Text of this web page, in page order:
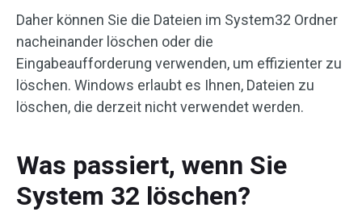
Daher können Sie die Dateien im System32 Ordner
nacheinander löschen oder die
Eingabeaufforderung verwenden, um effizienter zu
löschen. Windows erlaubt es Ihnen, Dateien zu
löschen, die derzeit nicht verwendet werden.
Was passiert, wenn Sie
System 32 löschen?